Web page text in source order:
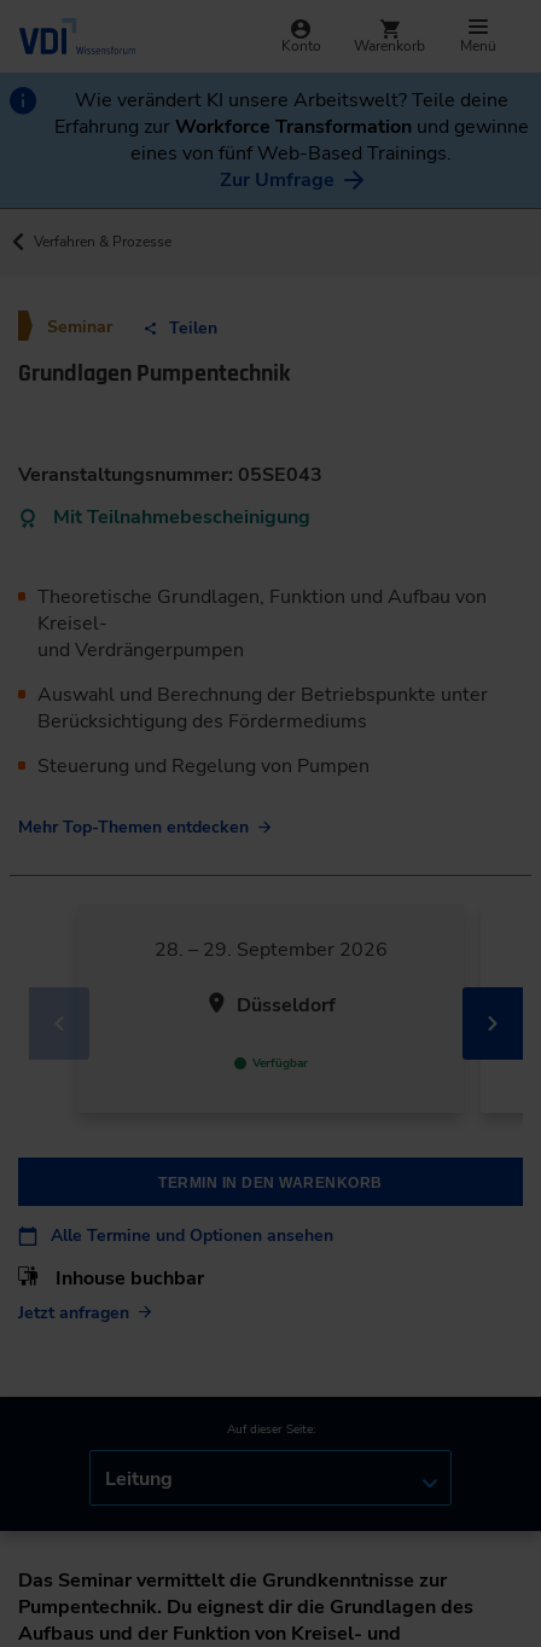
Konto Warenkorb Menü
Wie verändert KI unsere Arbeitswelt? Teile deine
Erfahrung zurWorkforce Transformation und gewinne
eines von fünf Web-Based Trainings.
Zur Umfrage
Verfahren & Prozesse
Seminar Teilen
Grundlagen Pumpentechnik
Veranstaltungsnummer: 05SE043
Mit Teilnahmebescheinigung
Theoretische Grundlagen, Funktion und Aufbau von
Kreisel-
und Verdrängerpumpen
Auswahl und Berechnung der Betriebspunkte unter
Berücksichtigung des Fördermediums
Steuerung und Regelung von Pumpen
Mehr Top-Themen entdecken
28. – 29. September 2026
Düsseldorf
Verfügbar
TERMIN IN DEN WARENKORB
Alle Termine und Optionen ansehen
Inhouse buchbar
Jetzt anfragen
Auf dieser Seite:
Leitung
Das Seminar vermittelt die Grundkenntnisse zur
Pumpentechnik. Du eignest dir die Grundlagen des
Aufbaus und der Funktion von Kreisel- und